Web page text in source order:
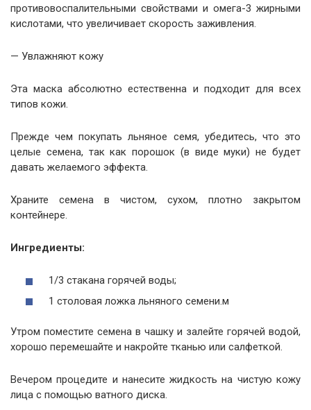
противовоспалительными свойствами и омега-3 жирными
кислотами, что увеличивает скорость заживления.
— Увлажняют кожу
Эта маска абсолютно естественна и подходит для всех
типов кожи.
Прежде чем покупать льняное семя, убедитесь, что это
целые семена, так как порошок (в виде муки) не будет
давать желаемого эффекта.
Храните семена в чистом, сухом, плотно закрытом
контейнере.
Ингредиенты:
1/3 стакана горячей воды;
1 столовая ложка льняного семени.м
Утром поместите семена в чашку и залейте горячей водой,
хорошо перемешайте и накройте тканью или салфеткой.
Вечером процедите и нанесите жидкость на чистую кожу
лица с помощью ватного диска.